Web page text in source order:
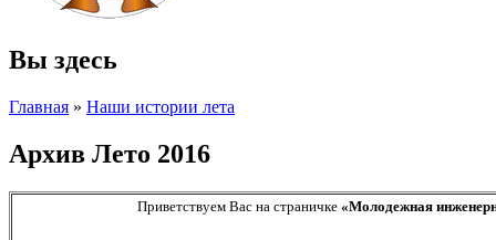
Вы здесь
Главная » Наши истории лета
Архив Лето 2016
Приветствуем Вас на страничке «Молодежная